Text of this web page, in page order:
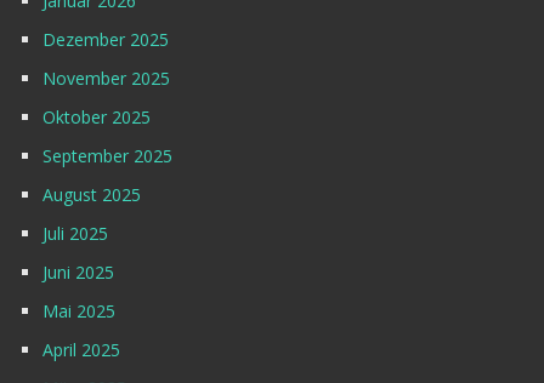
Dezember 2025
November 2025
Oktober 2025
September 2025
August 2025
Juli 2025
Juni 2025
Mai 2025
April 2025